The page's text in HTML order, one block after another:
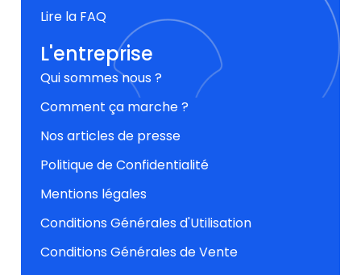
Lire la FAQ
L'entreprise
Qui sommes nous ?
Comment ça marche ?
Nos articles de presse
Politique de Confidentialité
Mentions légales
Conditions Générales d'Utilisation
Conditions Générales de Vente